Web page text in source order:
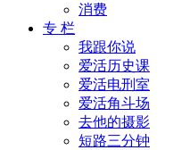
消费
专 栏
我跟你说
爱活历史课
爱活电刑室
爱活角斗场
去他的摄影
短路三分钟